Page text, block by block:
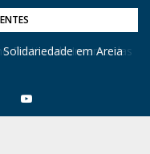
Festival de Inverno das
em Areia